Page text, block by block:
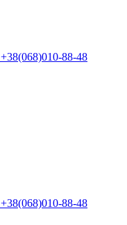
+38(068)010-88-48
+38(068)010-88-48